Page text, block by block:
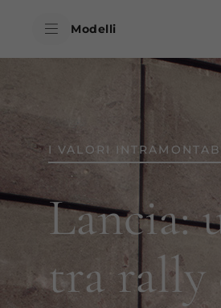
Modelli
I VALORI
Lancia:
tra rally